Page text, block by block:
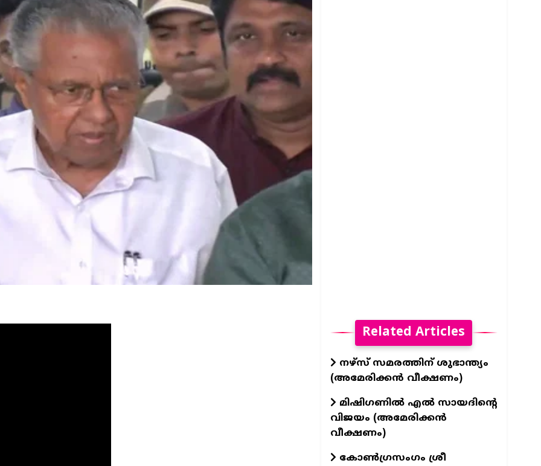
Related Articles
നഴ്സ് സമരത്തിന് ശുഭാന്ത്യം
(അമേരിക്കൻ വീക്ഷണം)
മിഷിഗണിൽ എൽ സായദിന്റെ
വിജയം (അമേരിക്കൻ
വീക്ഷണം)
കോൺഗ്രസംഗം ശ്രീ